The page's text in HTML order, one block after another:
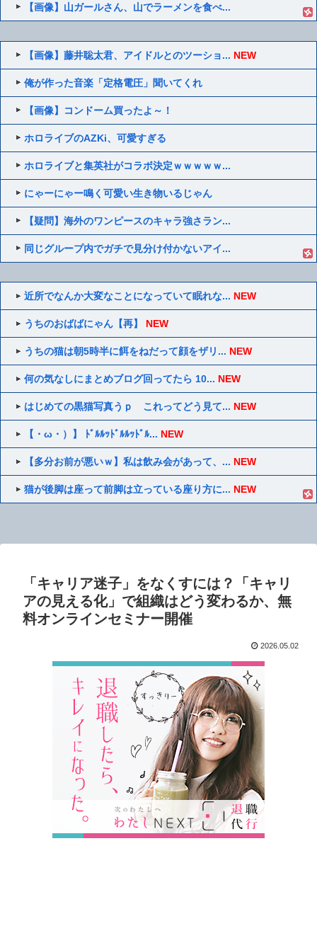
【画像】山ガールさん、山でラーメンを食べ...
【画像】藤井聡太君、アイドルとのツーショ... NEW
俺が作った音楽「定格電圧」聞いてくれ
【画像】コンドーム買ったよ～！
ホロライブのAZKi、可愛すぎる
ホロライブと集英社がコラボ決定ｗｗｗｗｗ...
にゃーにゃー鳴く可愛い生き物いるじゃん
【疑問】海外のワンピースのキャラ強さラン...
同じグループ内でガチで見分け付かないアイ...
近所でなんか大変なことになっていて眠れな... NEW
うちのおばばにゃん【再】 NEW
うちの猫は朝5時半に餌をねだって顔をザリ... NEW
何の気なしにまとめブログ回ってたら 10... NEW
はじめての黒猫写真うｐ これってどう見て... NEW
【・ω・）】 ﾄﾞﾙﾙｯﾄﾞﾙﾙｯﾄﾞﾙ... NEW
【多分お前が悪いｗ】私は飲み会があって、... NEW
猫が後脚は座って前脚は立っている座り方に... NEW
「キャリア迷子」をなくすには？「キャリ
アの見える化」で組織はどう変わるか、無
料オンラインセミナー開催
2026.05.02